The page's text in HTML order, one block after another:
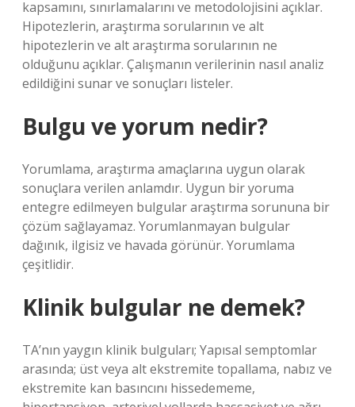
kapsamını, sınırlamalarını ve metodolojisini açıklar.
Hipotezlerin, araştırma sorularının ve alt
hipotezlerin ve alt araştırma sorularının ne
olduğunu açıklar. Çalışmanın verilerinin nasıl analiz
edildiğini sunar ve sonuçları listeler.
Bulgu ve yorum nedir?
Yorumlama, araştırma amaçlarına uygun olarak
sonuçlara verilen anlamdır. Uygun bir yoruma
entegre edilmeyen bulgular araştırma sorununa bir
çözüm sağlayamaz. Yorumlanmayan bulgular
dağınık, ilgisiz ve havada görünür. Yorumlama
çeşitlidir.
Klinik bulgular ne demek?
TA’nın yaygın klinik bulguları; Yapısal semptomlar
arasında; üst veya alt ekstremite topallama, nabız ve
ekstremite kan basıncını hissedememe,